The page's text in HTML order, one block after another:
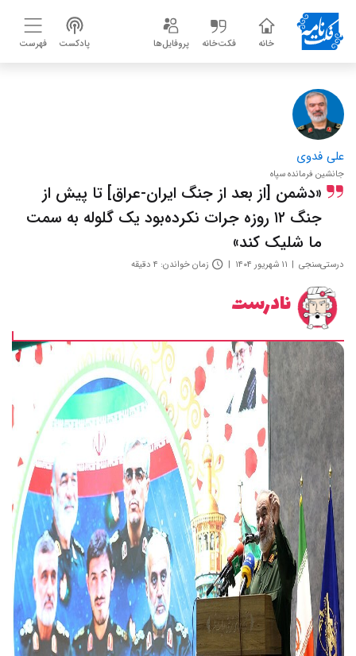
خانه فکت‌خانه پروفایل‌ها پادکست فهرست
علی فدوی
جانشین فرمانده سپاه
«دشمن [از بعد از جنگ ایران-عراق] تا پیش از
جنگ ۱۲ روزه جرات نکرده‌بود یک گلوله به سمت
ما شلیک کند»
درستی‌سنجی ۱۱ شهریور ۱۴۰۴ زمان خواندن: ۴ دقیقه
نادرست